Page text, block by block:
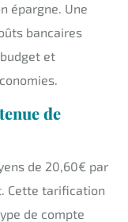
épargne. Une
bancaires
et
de
de 20,60€ par
Cette tarification
de compte